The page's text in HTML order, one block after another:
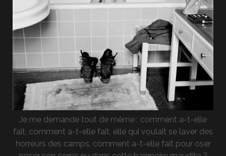
Je me demande tout de même : comment a-t-elle
fait, comment a-t-elle fait, elle qui voulait se laver des
horreurs des camps, comment a-t-elle fait pour oser